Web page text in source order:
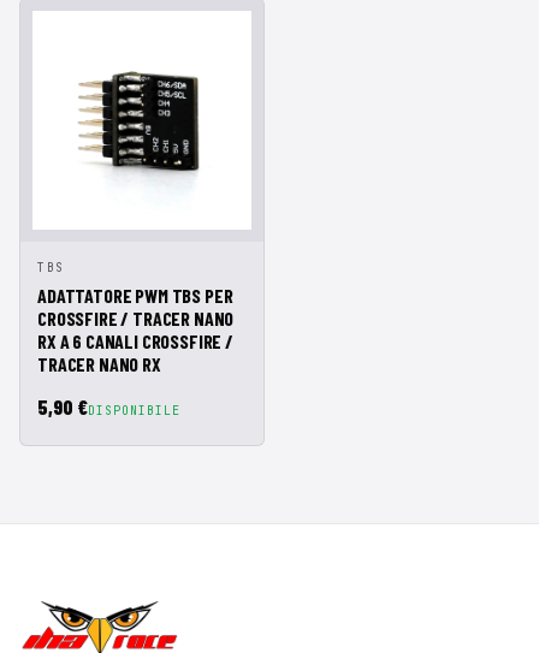
ANTEPRIMA
CARRELLO
TBS
ADATTATORE PWM TBS PER
CROSSFIRE / TRACER NANO
RX A 6 CANALI CROSSFIRE /
TRACER NANO RX
5,90 €DISPONIBILE